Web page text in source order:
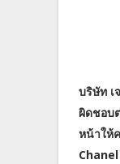
บริษัท เ
ผิดชอบ
หน้าให้